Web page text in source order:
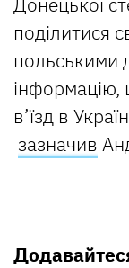
поділитися
інформацію,
в’їзд в
зазначив